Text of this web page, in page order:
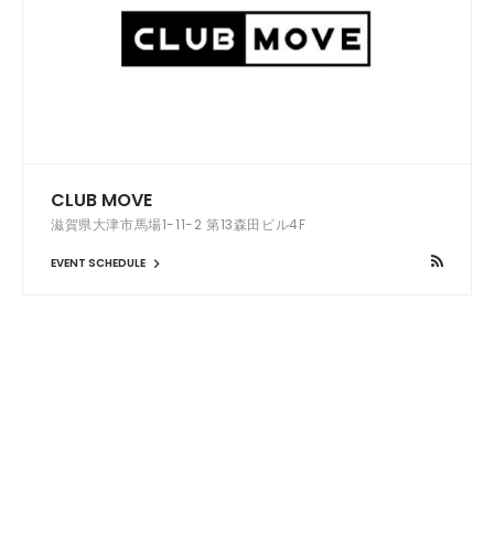
CLUB MOVE
滋賀県大津市馬場1-11-2 第13森田ビル4F
EVENT SCHEDULE